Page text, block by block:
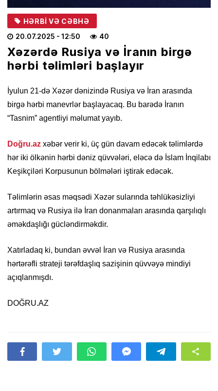
HƏRBI VƏ CƏBHƏ
20.07.2025 - 12:50 40
Xəzərdə Rusiya və İranın birgə
hərbi təlimləri başlayır
İyulun 21-də Xəzər dənizində Rusiya və İran arasında
birgə hərbi manevrlər başlayacaq. Bu barədə İranın
“Tasnim” agentliyi məlumat yayıb.
Doğru.az xəbər verir ki, üç gün davam edəcək təlimlərdə
hər iki ölkənin hərbi dəniz qüvvələri, eləcə də İslam İnqilabı
Keşikçiləri Korpusunun bölmələri iştirak edəcək.
Təlimlərin əsas məqsədi Xəzər sularında təhlükəsizliyi
artırmaq və Rusiya ilə İran donanmaları arasında qarşılıqlı
əməkdaşlığı gücləndirməkdir.
Xatırladaq ki, bundan əvvəl İran və Rusiya arasında
hərtərəfli strateji tərəfdaşlıq sazişinin qüvvəyə mindiyi
açıqlanmışdı.
DOĞRU.AZ